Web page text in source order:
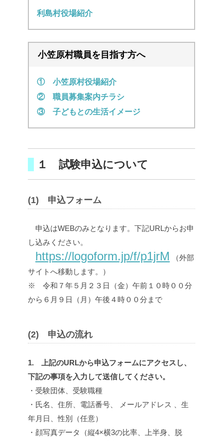
利島村役場紹介
小笠原村職員を目指す方へ
① 小笠原村役場紹介
② 職員募集案内チラシ
③ 子どもとの生活イメージ
１ 試験申込について
(1) 申込フォーム
申込はWEBのみとなります。下記URLからお申
し込みください。
https://logoform.jp/f/p1jrM
（外部
サイトへ移動します。）
※ 令和７年５月２３日（金）午前１０時００分
から６月９日（月）午後４時００分まで
(2) 申込の流れ
1. 上記のURLから申込フォームにアクセスし、
下記の事項を入力して送信してください。
・受験団体、受験職種
・氏名、住所、電話番号、 メールアドレス 、生
年月日、性別（任意）
・顔写真データ（縦4×横3の比率、上半身、脱